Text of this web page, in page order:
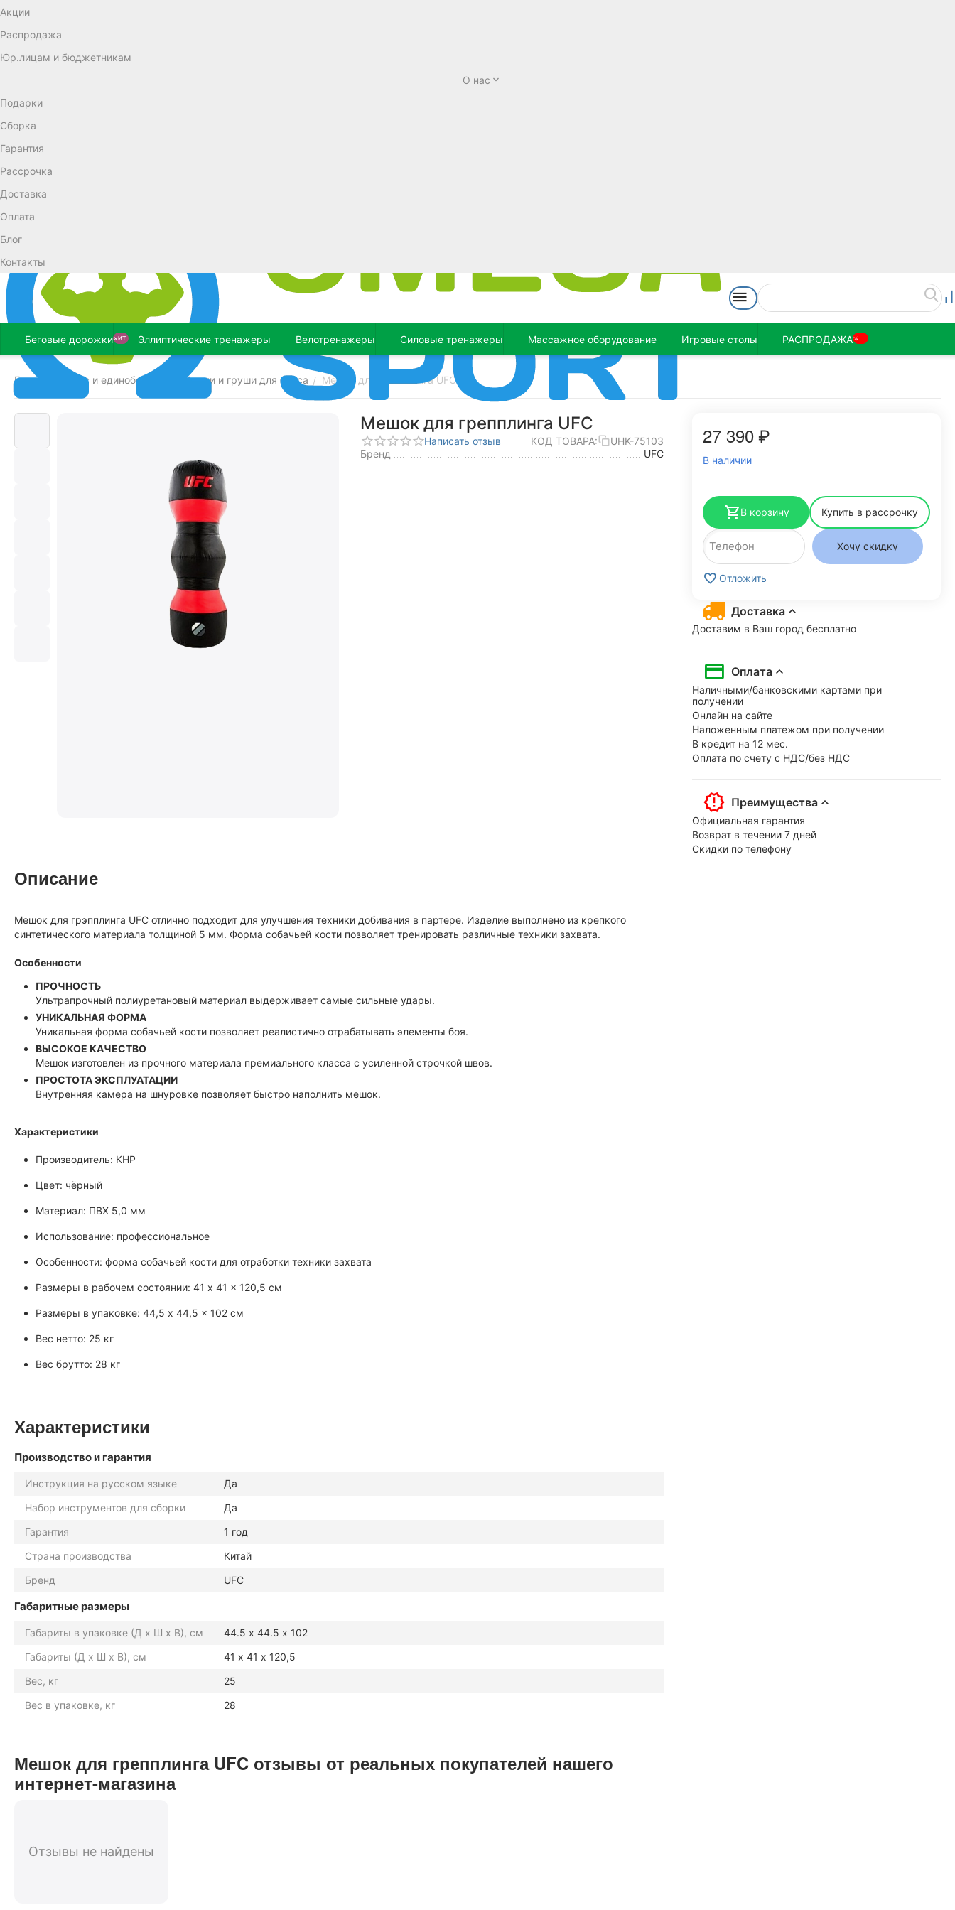
Акции
Распродажа
Юр.лицам и бюджетникам
О нас
Подарки
Сборка
Гарантия
Рассрочка
Доставка
Оплата
Блог
Контакты
Беговые дорожкиХИТ Эллиптические тренажеры Велотренажеры Силовые тренажеры Массажное оборудование Игровые столы РАСПРОДАЖА%
Главная Бокс и единоборства Мешки и груши для бокса / Мешок для грепплинга UFC
Мешок для грепплинга UFC
Написать отзыв КОД ТОВАРА:
UHK-75103
Бренд
UFC
27 390₽
В наличии
В корзину Купить в рассрочку
Хочу скидку
Отложить
Доставка
Доставим в Ваш город бесплатно
Оплата
Наличными/банковскими картами при
получении
Онлайн на сайте
Наложенным платежом при получении
В кредит на 12 мес.
Оплата по счету с НДС/без НДС
Преимущества
Официальная гарантия
Возврат в течении 7 дней
Скидки по телефону
Описание
Мешок для грэпплинга UFC отлично подходит для улучшения техники добивания в партере. Изделие выполнено из крепкого
синтетического материала толщиной 5 мм. Форма собачьей кости позволяет тренировать различные техники захвата.
Особенности
ПРОЧНОСТЬ
Ультрапрочный полиуретановый материал выдерживает самые сильные удары.
УНИКАЛЬНАЯ ФОРМА
Уникальная форма собачьей кости позволяет реалистично отрабатывать элементы боя.
ВЫСОКОЕ КАЧЕСТВО
Мешок изготовлен из прочного материала премиального класса с усиленной строчкой швов.
ПРОСТОТА ЭКСПЛУАТАЦИИ
Внутренняя камера на шнуровке позволяет быстро наполнить мешок.
Характеристики
Производитель: КНР
Цвет: чёрный
Материал: ПВХ 5,0 мм
Использование: профессиональное
Особенности: форма собачьей кости для отработки техники захвата
Размеры в рабочем состоянии: 41 x 41 x 120,5 см
Размеры в упаковке: 44,5 x 44,5 x 102 см
Вес нетто: 25 кг
Вес брутто: 28 кг
Характеристики
Производство и гарантия
Инструкция на русском языке
Да
Набор инструментов для сборки
Да
Гарантия
1 год
Страна производства
Китай
Бренд
UFC
Габаритные размеры
Габариты в упаковке (Д х Ш х В), см
44.5 х 44.5 х 102
Габариты (Д х Ш х В), см
41 х 41 х 120,5
Вес, кг
25
Вес в упаковке, кг
28
Мешок для грепплинга UFC отзывы от реальных покупателей нашего
интернет-магазина
Отзывы не найдены